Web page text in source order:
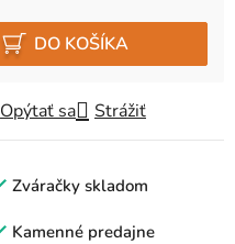
DO KOŠÍKA
Opýtať sa Strážiť
Zváračky skladom
Kamenné predajne